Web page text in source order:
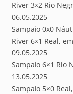
River 3×2 Rio
06.05.2025
Sampaio 0x0
River 6×1 Real,
09.05.2025
Sampaio 6×1 Rio
13.05.2025
Sampaio 5×0